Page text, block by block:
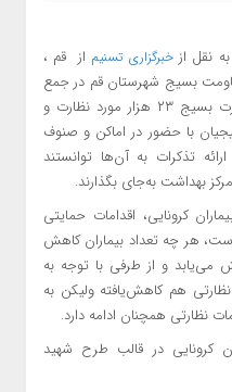
نقل ازخبرگزاری تسنیم از قم ،
بسیج شهرستان قم در جمع
خبرنگاران اظهار داشت: در حوزه نظارت بسیج ۲۳ هزار مورد نظارت و
با حضور در اماکن و صنوف
تذکرات به آن‌ها توانستند
بهداشت به‌جای بگذارند.
کرونایی، اقدامات حمایتی
هر چه تعداد بیماران کاهش
می‌یابد و از طرفی با توجه به
هم کاهش‌یافته ولیکن به
نظارتی همچنان ادامه دارد.
کرونایی در قالب طرح شهید